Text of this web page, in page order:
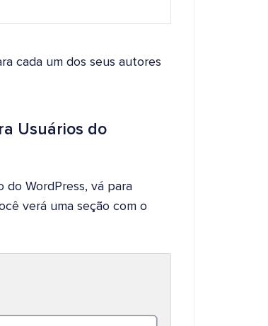
cada um dos seus autores
Usuários do
do WordPress, vá para
verá uma seção com o